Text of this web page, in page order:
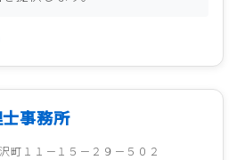
事務所
町１１－１５－２９－５０２